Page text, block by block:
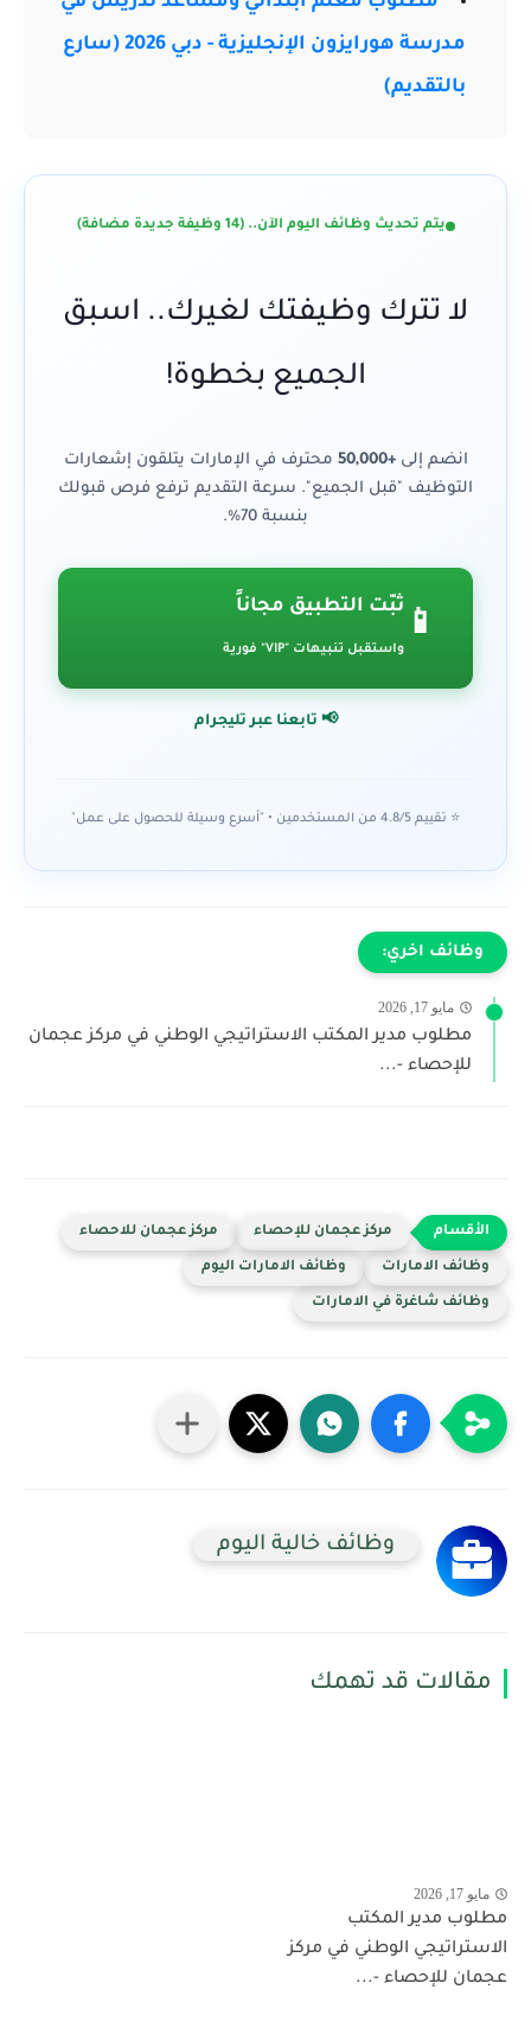
مدرسة هورايزون الإنجليزية - دبي 2026 (سارع
بالتقديم)
يتم تحديث وظائف اليوم الآن.. (14 وظيفة جديدة مضافة)
لا تترك وظيفتك لغيرك.. اسبق
الجميع بخطوة!
انضم إلى+50,000
محترف في الإمارات يتلقون إشعارات
التوظيف "قبل الجميع". سرعة التقديم ترفع فرص قبولك
بنسبة 70%.
📱
ثبّت التطبيق مجاناً
واستقبل تنبيهات "VIP" فورية
📢 تابعنا عبر تليجرام
⭐ تقييم 4.8/5 من المستخدمين • "أسرع وسيلة للحصول على عمل"
وظائف اخري:
مايو 17, 2026
مطلوب مدير المكتب الاستراتيجي الوطني في مركز عجمان
للإحصاء -...
مركز عجمان للإحصاء مركز عجمان للاحصاء
وظائف الامارات وظائف الامارات اليوم
وظائف شاغرة في الامارات
وظائف خالية اليوم
مقالات قد تهمك
مايو 17, 2026
مطلوب مدير المكتب
الاستراتيجي الوطني في مركز
عجمان للإحصاء -...